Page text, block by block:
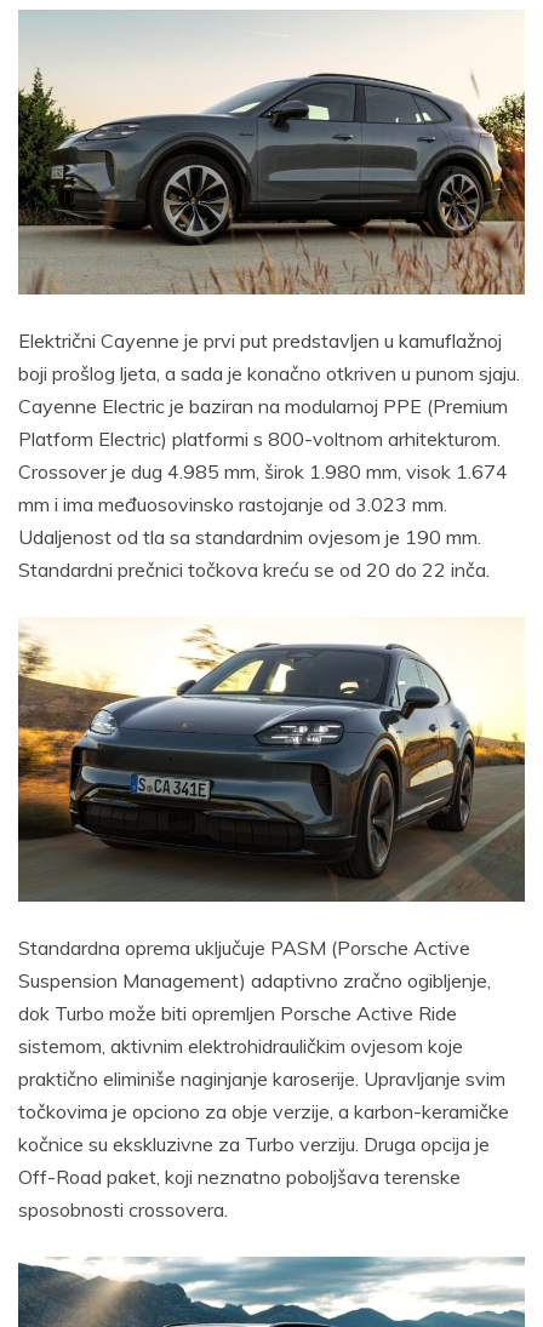
Električni Cayenne je prvi put predstavljen u kamuflažnoj
boji prošlog ljeta, a sada je konačno otkriven u punom sjaju.
Cayenne Electric je baziran na modularnoj PPE (Premium
Platform Electric) platformi s 800-voltnom arhitekturom.
Crossover je dug 4.985 mm, širok 1.980 mm, visok 1.674
mm i ima međuosovinsko rastojanje od 3.023 mm.
Udaljenost od tla sa standardnim ovjesom je 190 mm.
Standardni prečnici točkova kreću se od 20 do 22 inča.
Standardna oprema uključuje PASM (Porsche Active
Suspension Management) adaptivno zračno ogibljenje,
dok Turbo može biti opremljen Porsche Active Ride
sistemom, aktivnim elektrohidrauličkim ovjesom koje
praktično eliminiše naginjanje karoserije. Upravljanje svim
točkovima je opciono za obje verzije, a karbon-keramičke
kočnice su ekskluzivne za Turbo verziju. Druga opcija je
Off-Road paket, koji neznatno poboljšava terenske
sposobnosti crossovera.